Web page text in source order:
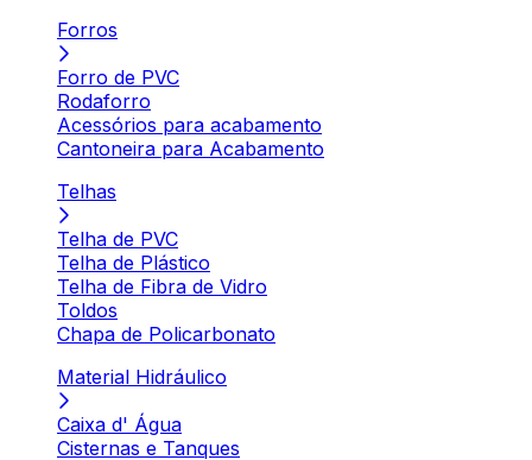
Forros
Forro de PVC
Rodaforro
Acessórios para acabamento
Cantoneira para Acabamento
Telhas
Telha de PVC
Telha de Plástico
Telha de Fibra de Vidro
Toldos
Chapa de Policarbonato
Material Hidráulico
Caixa d' Água
Cisternas e Tanques